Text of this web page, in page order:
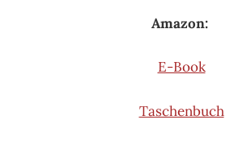
Amazon:
E-Book
Taschenbuch